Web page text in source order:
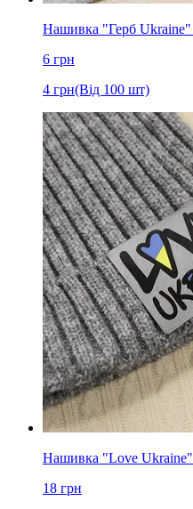
Нашивка "Герб
6 грн
4 грн(Від 100 шт)
Нашивка "Love Ukraine"
18 грн